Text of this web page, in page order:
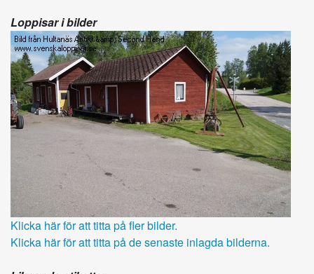
Loppisar i bilder
Klicka här för att titta på fler bilder.
Klicka här för att titta på de senaste inlagda bilderna.